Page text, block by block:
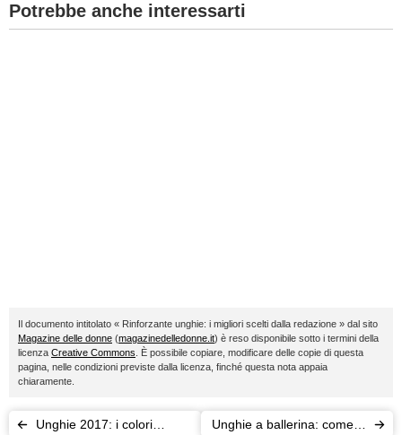
Potrebbe anche interessarti
Il documento intitolato « Rinforzante unghie: i migliori scelti dalla redazione » dal sito
Magazine delle donne (magazinedelledonne.it) è reso disponibile sotto i termini della
licenza Creative Commons . È possibile copiare, modificare delle copie di questa
pagina, nelle condizioni previste dalla licenza, finché questa nota appaia
chiaramente.
Unghie 2017: i colori
Unghie a ballerina: come si